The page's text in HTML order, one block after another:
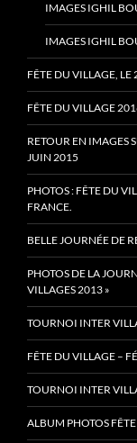
IMAGES IGHIL
IMAGES IGHIL
FÊTE DU VILLAGE, LE
FÊTE DU VILLAGE
RETOUR EN IMAGES
JUIN 2015
PHOTOS : FÊTE DU
FRANCE.
BELLE JOURNÉE DE
PHOTOS DE LA
VILLAGES 2013 »
TOURNOI INTER
FÊTE DU VILLAGE –
TOURNOI INTER
ALBUM PHOTOS